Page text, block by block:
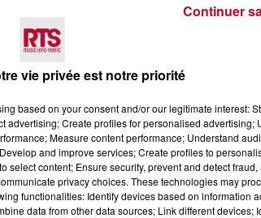
vie privée est notre priorité
based on your consent and/or our legitimate interest:
advertising; Create profiles for personalised advertising;
Measure content performance; Understand
and improve services; Create profiles to
content; Ensure security, prevent and detect fraud,
privacy choices. These technologies may
functionalities: Identify devices based on information
data from other data sources; Link different devices;
Continuer